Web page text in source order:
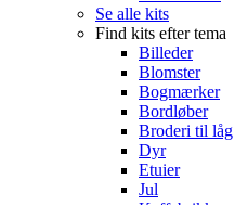
Se alle kits
Find kits efter tema
Billeder
Blomster
Bogmærker
Bordløber
Broderi til låg
Dyr
Etuier
Jul